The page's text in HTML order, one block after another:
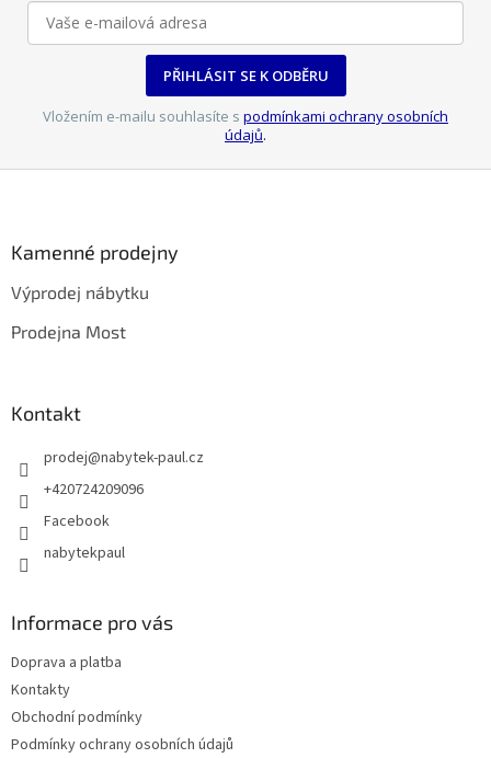
PŘIHLÁSIT SE K ODBĚRU
Vložením e-mailu souhlasíte s podmínkami ochrany osobních
údajů.
Kamenné prodejny
Výprodej nábytku
Prodejna Most
Kontakt
prodej@nabytek-paul.cz
+420724209096
Facebook
nabytekpaul
Informace pro vás
Doprava a platba
Kontakty
Obchodní podmínky
Podmínky ochrany osobních údajů